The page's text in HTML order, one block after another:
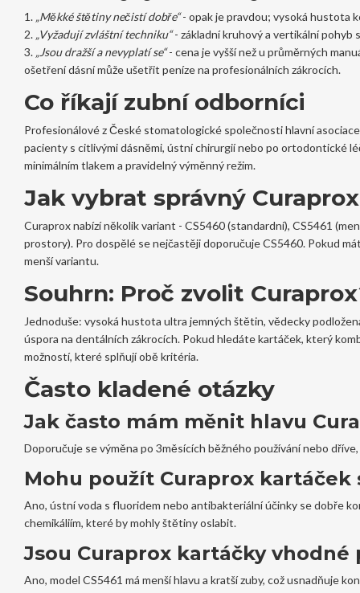
1. „Měkké štětiny nečistí dobře“- opak je pravdou; vysoká hustota
2. „Vyžadují zvláštní techniku“- základní kruhový a vertikální pohyb
3. „Jsou dražší a nevyplatí se“- cena je vyšší než u průměrných
ošetření dásní může ušetřit peníze na profesionálních zákrocích.
Co říkají zubní odborníci
Profesionálové zČeské stomatologické společnostihlavní
pacienty s citlivými dásněmi, ústní chirurgií nebo po ortodontické
minimálním tlakem a pravidelný výměnný režim.
Jak vybrat správný
Curaprox nabízí několik variant - CS5460 (standardní), CS5461
prostory). Pro dospělé se nejčastěji doporučuje CS5460. Pokud
menší variantu.
Souhrn: Proč zvolit
Jednoduše: vysoká hustota ultra jemných štětin, vědecky
úspora na dentálních zákrocích. Pokud hledáte kartáček, který
možností, které splňují obě kritéria.
Často kladené otázky
Jak často mám měnit hlavu
Doporučuje se výměna po 3měsících běžného používání nebo
Mohu použít Curaprox kartáček
Ano, ústní voda s fluoridem nebo antibakteriální účinky se dobře
chemikáliím, které by mohly štětiny oslabit.
Jsou Curaprox kartáčky vhodné
Ano, model CS5461 má menší hlavu a kratší zuby, což usnadňuje